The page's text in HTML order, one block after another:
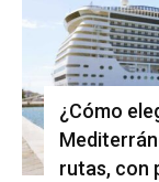
¿Cómo
rutas, con